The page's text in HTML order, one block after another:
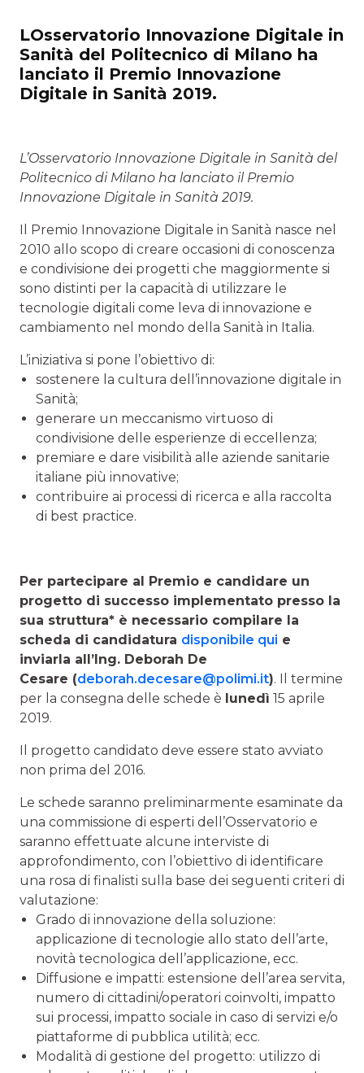
LOsservatorio Innovazione Digitale in
Sanità del Politecnico di Milano ha
lanciato il Premio Innovazione
Digitale in Sanità 2019.
L’Osservatorio Innovazione Digitale in Sanità del
Politecnico di Milano ha lanciato il Premio
Innovazione Digitale in Sanità 2019.
Il Premio Innovazione Digitale in Sanità nasce nel
2010 allo scopo di creare occasioni di conoscenza
e condivisione dei progetti che maggiormente si
sono distinti per la capacità di utilizzare le
tecnologie digitali come leva di innovazione e
cambiamento nel mondo della Sanità in Italia.
L’iniziativa si pone l’obiettivo di:
sostenere la cultura dell’innovazione digitale in
Sanità;
generare un meccanismo virtuoso di
condivisione delle esperienze di eccellenza;
premiare e dare visibilità alle aziende sanitarie
italiane più innovative;
contribuire ai processi di ricerca e alla raccolta
di best practice.
Per partecipare al Premio e candidare un
progetto di successo implementato presso la
sua struttura* è necessario compilare la
scheda di candidatura disponibile qui e
inviarla all’Ing. Deborah De
Cesare (deborah.decesare@polimi.it). Il termine
per la consegna delle schede è lunedì 15 aprile
2019.
Il progetto candidato deve essere stato avviato
non prima del 2016.
Le schede saranno preliminarmente esaminate da
una commissione di esperti dell’Osservatorio e
saranno effettuate alcune interviste di
approfondimento, con l’obiettivo di identificare
una rosa di finalisti sulla base dei seguenti criteri di
valutazione:
Grado di innovazione della soluzione:
applicazione di tecnologie allo stato dell’arte,
novità tecnologica dell’applicazione, ecc.
Diffusione e impatti: estensione dell’area servita,
numero di cittadini/operatori coinvolti, impatto
sui processi, impatto sociale in caso di servizi e/o
piattaforme di pubblica utilità; ecc.
Modalità di gestione del progetto: utilizzo di